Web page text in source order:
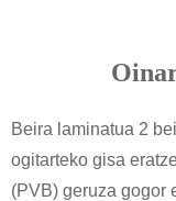
Beira laminatua 2
ogitarteko gisa
(PVB) geruza gogor